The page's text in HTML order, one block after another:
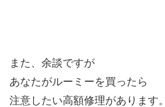
また、余談ですが
あなたがルーミーを買ったら
注意したい高額修理があります。